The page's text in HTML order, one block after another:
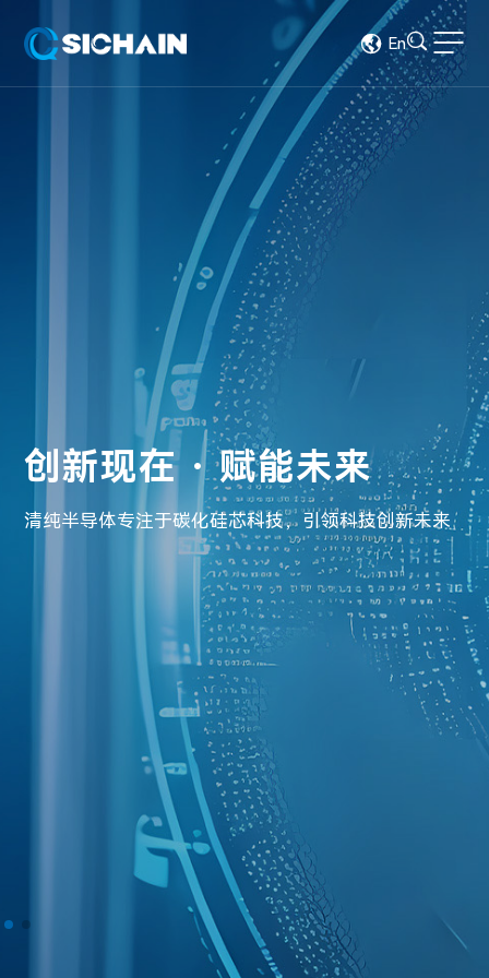
En
创新现在 · 赋能未来
清纯半导体专注于碳化硅芯科技，引领科技创新未来
清纯半导体
清纯半导体拥有国际资深的
SiC器件设计及工艺研发团
队，团队核心从事SiC半导
体技术20余年，研发和产业
化多代SiC功率器件，包括
SiC二极管和MOSFET，并